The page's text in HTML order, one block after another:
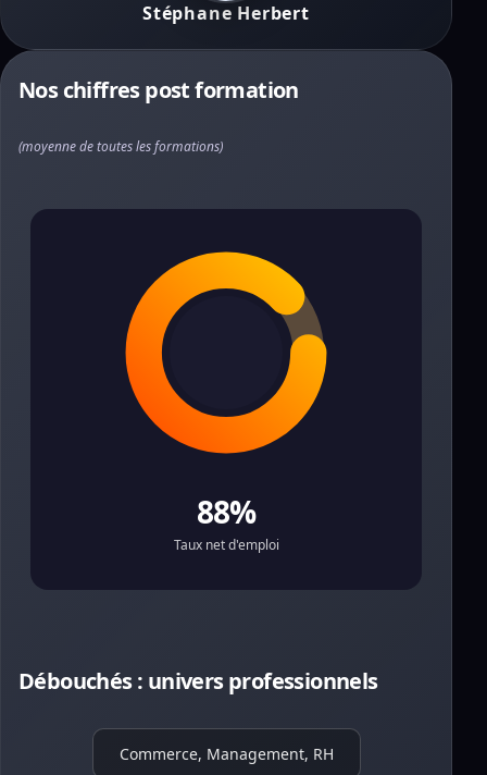
Stéphane Herbert
Nos chiffres post formation
(moyenne de toutes les formations)
88%
Taux net d'emploi
Débouchés : univers professionnels
Commerce, Management, RH